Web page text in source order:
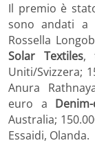
Il premio è
sono andati a
Rossella
Solar Textiles,
Uniti/Svizzera;
Anura
euro a
Australia;
Essaidi, Olanda.